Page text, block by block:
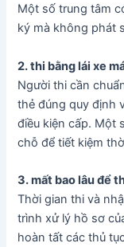
Một số trung tâm
ký mà không phát
2. thi bằng lái xe
Người thi cần
thẻ đúng quy định
điều kiện cấp. Một
chỗ để tiết kiệm
3. mất bao lâu để
Thời gian thi và
trình xử lý hồ sơ
hoàn tất các thủ